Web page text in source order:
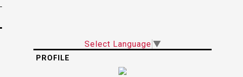
Select Language ▼
PROFILE